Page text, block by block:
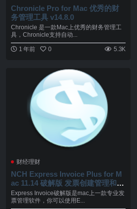
Chronicle Pro for Mac 优秀的财
务管理工具 v14.8.0
Chronicle 是一款Mac上优秀的财务管理工
具，Chronicle支持自动...
1 年前 0 5.3K
财经理财
NCH Express Invoice Plus for M
ac 11.14 破解版 发票创建管理和跟
踪工具
Express Invoice破解版是mac上一款专业发
票管理软件，你可以使用E...